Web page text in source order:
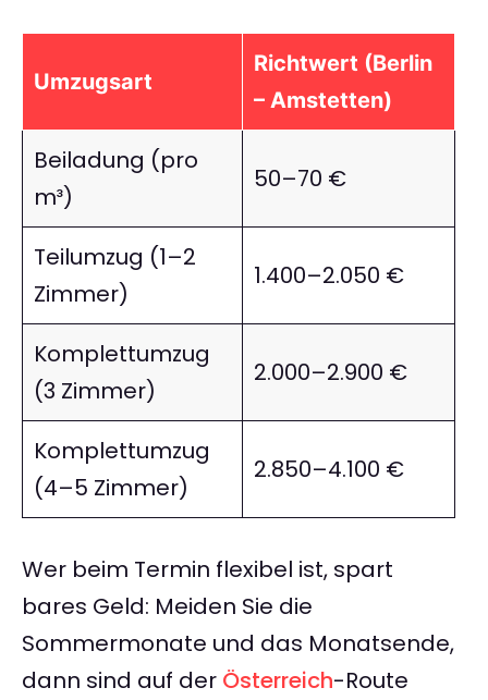
Umzugsart
Richtwert (Berlin
– Amstetten)
Beiladung (pro
m³)
50–70 €
Teilumzug (1–2
Zimmer)
1.400–2.050 €
Komplettumzug
(3 Zimmer)
2.000–2.900 €
Komplettumzug
(4–5 Zimmer)
2.850–4.100 €
Wer beim Termin flexibel ist, spart
bares Geld: Meiden Sie die
Sommermonate und das Monatsende,
dann sind auf der Österreich-Route